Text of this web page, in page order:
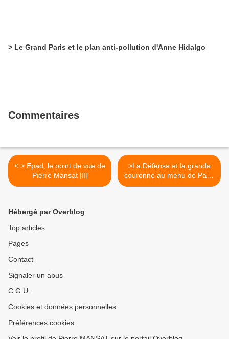
> Le Grand Paris et le plan anti-pollution d'Anne Hidalgo
Commentaires
< > Epad, le point de vue de
Pierre Mansat [II]
>La Défense et la grande
couronne au menu de Paris
Métropole le 6 Novembre, à
Hébergé par Overblog
Top articles
Pages
Contact
Signaler un abus
C.G.U.
Cookies et données personnelles
Préférences cookies